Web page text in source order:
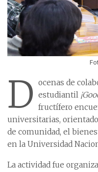
D ocenas de
estudiantil
fructífero
universitarias,
de comunidad, el
en la Universidad
La actividad fue